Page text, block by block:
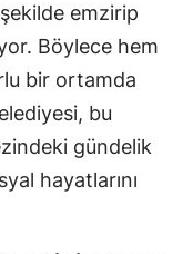
emzirip
Böylece hem
bir ortamda
bu
gündelik
hayatlarını